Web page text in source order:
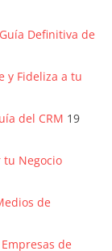
Definitiva de
y Fideliza a tu
del CRM 19
tu Negocio
de
de